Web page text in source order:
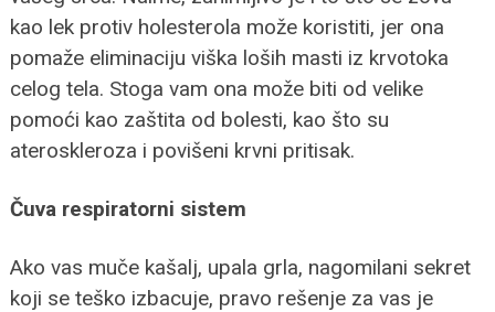
kao lek protiv holesterola može koristiti, jer ona
pomaže eliminaciju viška loših masti iz krvotoka
celog tela. Stoga vam ona može biti od velike
pomoći kao zaštita od bolesti, kao što su
ateroskleroza i povišeni krvni pritisak.
Čuva respiratorni sistem
Ako vas muče kašalj, upala grla, nagomilani sekret
koji se teško izbacuje, pravo rešenje za vas je